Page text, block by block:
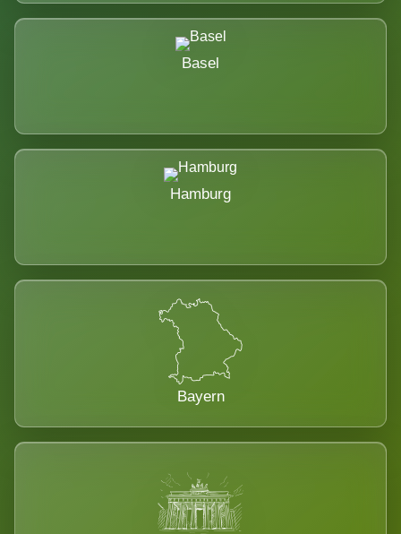
Basel
Hamburg
Bayern